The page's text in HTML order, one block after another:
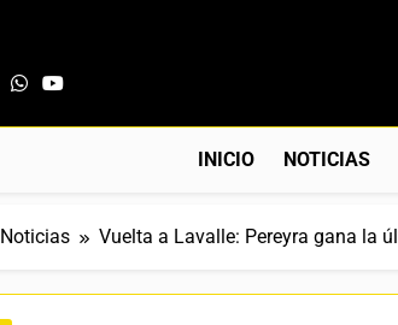
INICIO NOTICIAS
Noticias Vuelta a Lavalle: Pereyra gana la